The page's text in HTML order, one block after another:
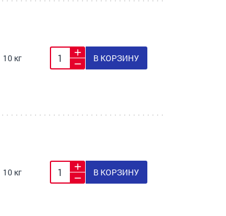
10 кг В КОРЗИНУ
10 кг В КОРЗИНУ